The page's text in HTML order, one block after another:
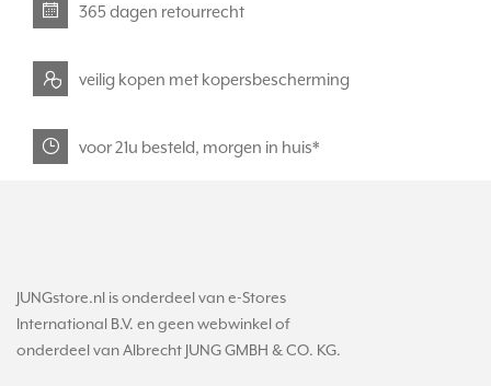
365 dagen retourrecht
veilig kopen met kopersbescherming
voor 21u besteld, morgen in huis*
JUNGstore.nl is onderdeel van e-Stores
International B.V. en geen webwinkel of
onderdeel van Albrecht JUNG GMBH & CO. KG.